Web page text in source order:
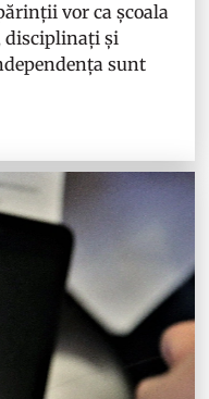
vor ca școala
disciplinați și
sunt